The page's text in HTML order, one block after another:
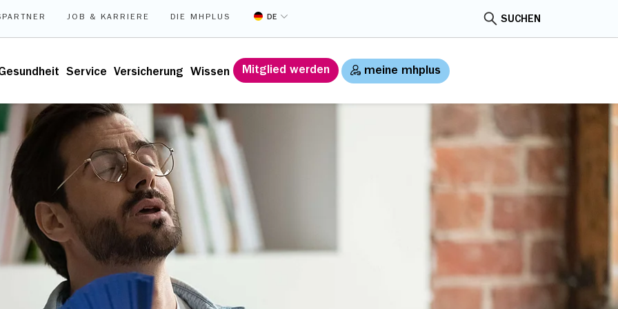
JOB & KARRIERE DIE MHPLUS DE SUCHEN
Service Versicherung Wissen Mitglied werden meine mhplus